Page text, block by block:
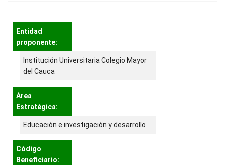
Entidad
proponente:
Institución Universitaria Colegio Mayor
del Cauca
Área
Estratégica:
Educación e investigación y desarrollo
Código
Beneficiario: